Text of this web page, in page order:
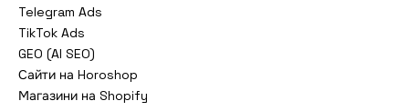
Telegram Ads
TikTok Ads
GEO (AI SEO)
Сайти на Horoshop
Магазини на Shopify